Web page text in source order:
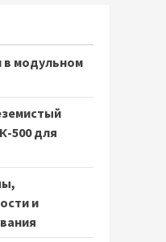
в модульном
500 для
и